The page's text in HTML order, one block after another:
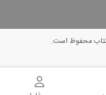
کتاب محفوظ است.